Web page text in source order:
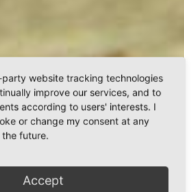
website tracking technologies
improve our services, and to
according to users' interests. I
or change my consent at any
future.
Accept